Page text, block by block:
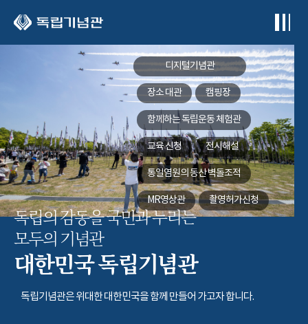
디지털기념관
장소 대관 캠핑장
함께하는독립운동 체험관
교육 신청 전시해설
통일염원의 동산벽돌조적
MR영상관 촬영허가신청
독립의 감동을 국민과 누리는
모두의 기념관
대한민국 독립기념관
독립기념관은 위대한 대한민국을 함께 만들어 가고자 합니다.